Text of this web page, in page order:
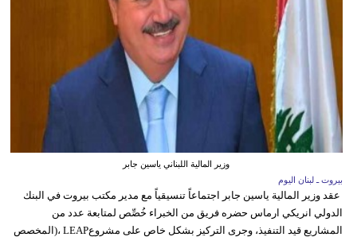
وزير المالية اللبناني ياسين جابر
بيروت ـ لبنان اليوم
عقد وزير المالية ياسين جابر اجتماعاً تنسيقياً مع مدير مكتب بيروت في البنك
الدولي انريكي ارماس حضره فريق من الخبراء خُصِّص لمتابعة عدد من
المشاريع قيد التنفيذ، وجرى التركيز بشكل خاص على مشروعLEAP ،(المخصص